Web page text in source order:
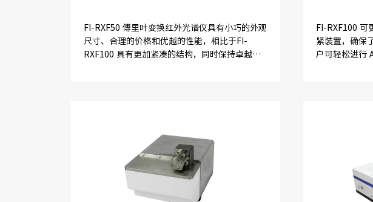
FI-RXF50 傅里叶变换红外光谱仪具有小巧的外观
尺寸、合理的价格和优越的性能，相比于FI-
RXF100 具有更加紧凑的结构，同时保持卓越的
FI-RXF100 可
紧装置，确保
户可轻松进行